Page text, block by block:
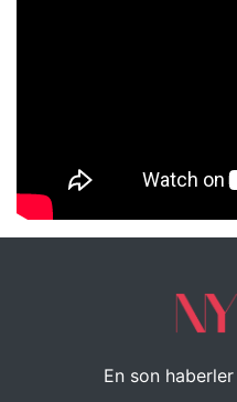
NYXmag 2. Yaş
En son